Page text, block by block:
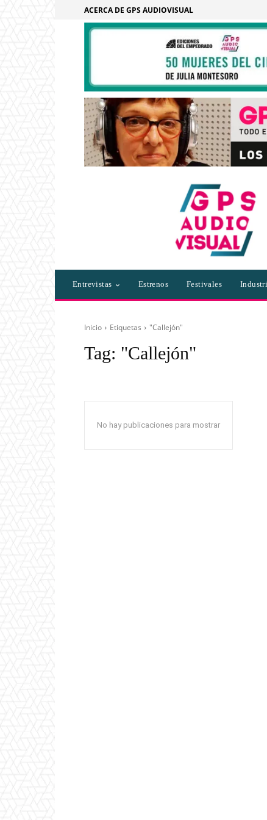
ACERCA DE GPS AUDIOVISUAL
Entrevistas Estrenos Festivales
Inicio Etiquetas "Callejón"
Tag: "Callejón"
No hay publicaciones para mostrar